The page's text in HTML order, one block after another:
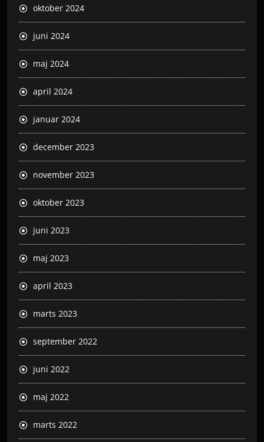
oktober 2024
juni 2024
maj 2024
april 2024
januar 2024
december 2023
november 2023
oktober 2023
juni 2023
maj 2023
april 2023
marts 2023
september 2022
juni 2022
maj 2022
marts 2022